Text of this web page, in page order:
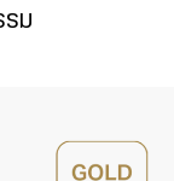
รม